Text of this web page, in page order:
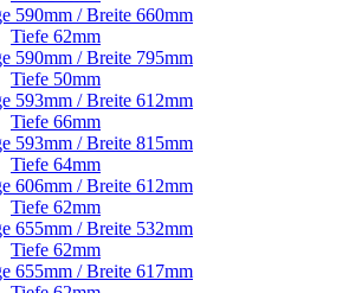
590mm / Breite 660mm
Tiefe 62mm
590mm / Breite 795mm
Tiefe 50mm
593mm / Breite 612mm
Tiefe 66mm
593mm / Breite 815mm
Tiefe 64mm
606mm / Breite 612mm
Tiefe 62mm
655mm / Breite 532mm
Tiefe 62mm
655mm / Breite 617mm